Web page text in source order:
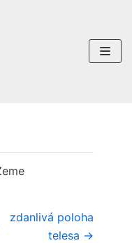
zdanlivá poloha
telesa →